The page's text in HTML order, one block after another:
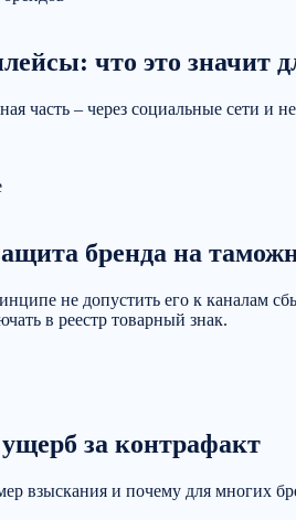
что это значит
часть – через социальные сети и
бренда на
не допустить его к каналам
в реестр товарный знак.
за контрафакт
взыскания и почему для